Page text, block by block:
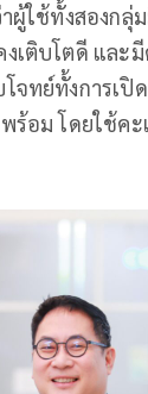
ผู้ใช้ทั้งสองกลุ่
เติบโตดี และ
ทย์ทั้งการเ
ม โดยใช้คะแ